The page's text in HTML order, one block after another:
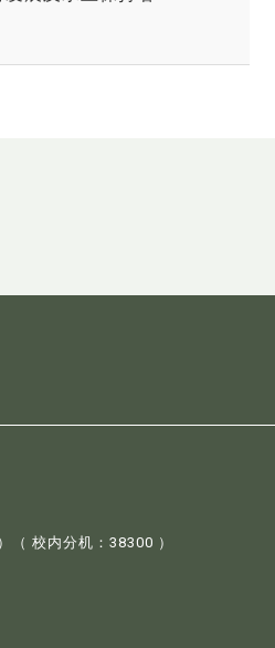
）（ 校内分机：38300 ）